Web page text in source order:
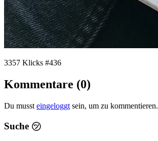
3357 Klicks #436
Kommentare (0)
Du musst eingeloggt sein, um zu kommentieren.
Suche ㋡